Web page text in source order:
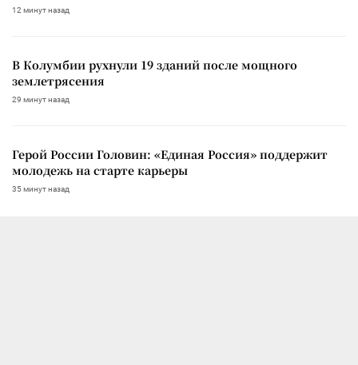
12 минут назад
В Колумбии рухнули 19 зданий после мощного
землетрясения
29 минут назад
Герой России Головин: «Единая Россия» поддержит
молодежь на старте карьеры
35 минут назад